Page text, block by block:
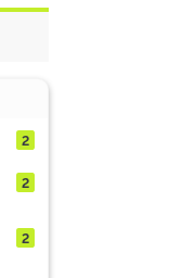
2
2
2